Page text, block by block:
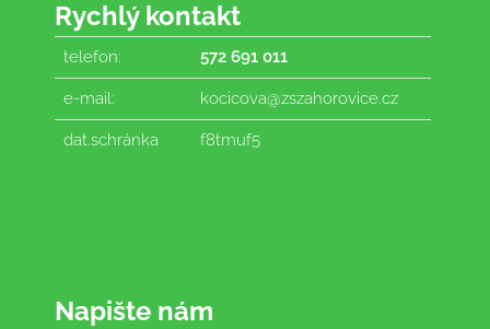
Rychlý kontakt
telefon: 572 691 011
e-mail: kocicova@zszahorovice.cz
dat.schránka f8tmuf5
Napište nám